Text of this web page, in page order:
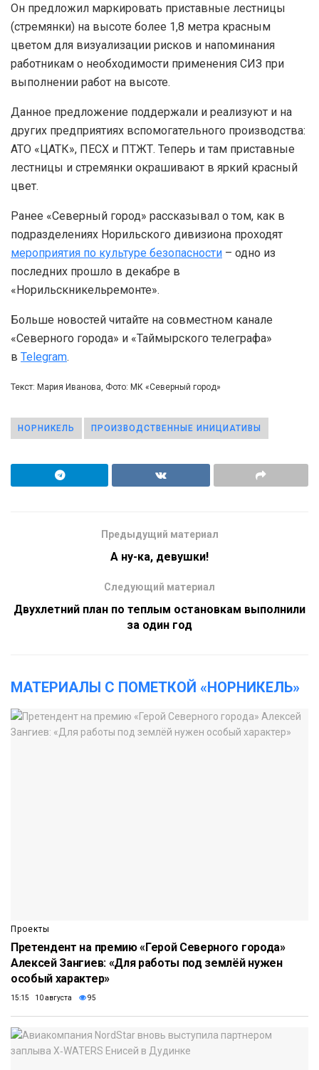
Он предложил маркировать приставные лестницы
(стремянки) на высоте более 1,8 метра красным
цветом для визуализации рисков и напоминания
работникам о необходимости применения СИЗ при
выполнении работ на высоте.
Данное предложение поддержали и реализуют и на
других предприятиях вспомогательного производства:
АТО «ЦАТК», ПЕСХ и ПТЖТ. Теперь и там приставные
лестницы и стремянки окрашивают в яркий красный
цвет.
Ранее «Северный город» рассказывал о том, как в
подразделениях Норильского дивизиона проходят
мероприятия по культуре безопасности – одно из
последних прошло в декабре в
«Норильскникельремонте».
Больше новостей читайте на совместном канале
«Северного города» и «Таймырского телеграфа»
в Telegram.
Текст: Мария Иванова, Фото: МК «Северный город»
НОРНИКЕЛЬ ПРОИЗВОДСТВЕННЫЕ ИНИЦИАТИВЫ
Предыдущий материал
А ну-ка, девушки!
Следующий материал
Двухлетний план по теплым остановкам выполнили
за один год
МАТЕРИАЛЫ С ПОМЕТКОЙ «НОРНИКЕЛЬ»
Проекты
Претендент на премию «Герой Северного города»
Алексей Зангиев: «Для работы под землёй нужен
особый характер»
15:15 10 августа 95